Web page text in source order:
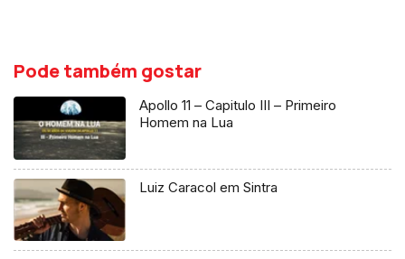
Pode também gostar
Apollo 11 – Capitulo III – Primeiro
Homem na Lua
Luiz Caracol em Sintra